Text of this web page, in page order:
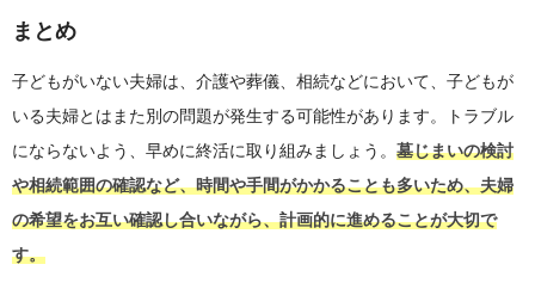
まとめ
子どもがいない夫婦は、介護や葬儀、相続などにおいて、子どもが
いる夫婦とはまた別の問題が発生する可能性があります。トラブル
にならないよう、早めに終活に取り組みましょう。 墓じまいの検討
や相続範囲の確認など、時間や手間がかかることも多いため、夫婦
の希望をお互い確認し合いながら、計画的に進めることが大切で
す。